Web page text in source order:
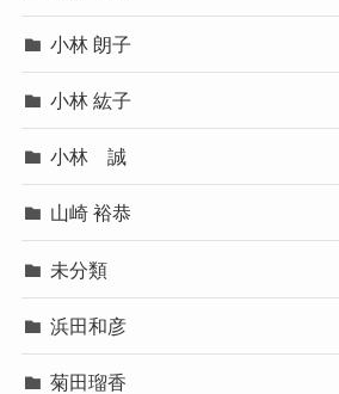
小林 朗子
小林 紘子
小林 誠
山崎 裕恭
未分類
浜田和彦
菊田瑠香